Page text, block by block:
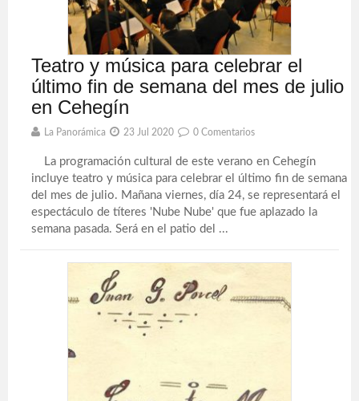
Teatro y música para celebrar el
último fin de semana del mes de julio
en Cehegín
La Panorámica 23 Jul 2020 0 Comentarios
La programación cultural de este verano en Cehegín
incluye teatro y música para celebrar el último fin de semana
del mes de julio. Mañana viernes, día 24, se representará el
espectáculo de títeres 'Nube Nube' que fue aplazado la
semana pasada. Será en el patio del ...